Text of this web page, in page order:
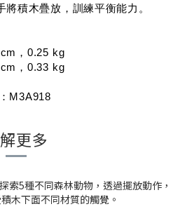
積木疊放，訓練平衡能力。
，0.25 kg
，0.33 kg
M3A918
更多